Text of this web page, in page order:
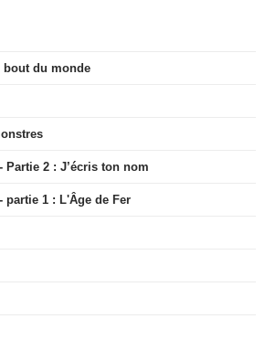
bout du monde
Partie 2 : J’écris ton nom
partie 1 : L'Âge de Fer